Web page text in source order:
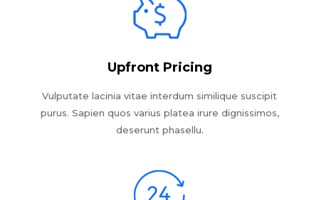
Upfront Pricing
Vulputate lacinia vitae interdum similique suscipit
purus. Sapien quos varius platea irure dignissimos,
deserunt phasellu.